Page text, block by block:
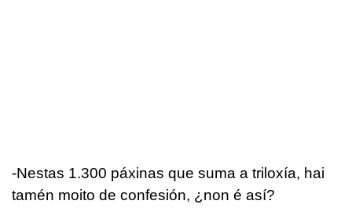
-Nestas 1.300 páxinas que suma a triloxía, hai
tamén moito de confesión, ¿non é así?